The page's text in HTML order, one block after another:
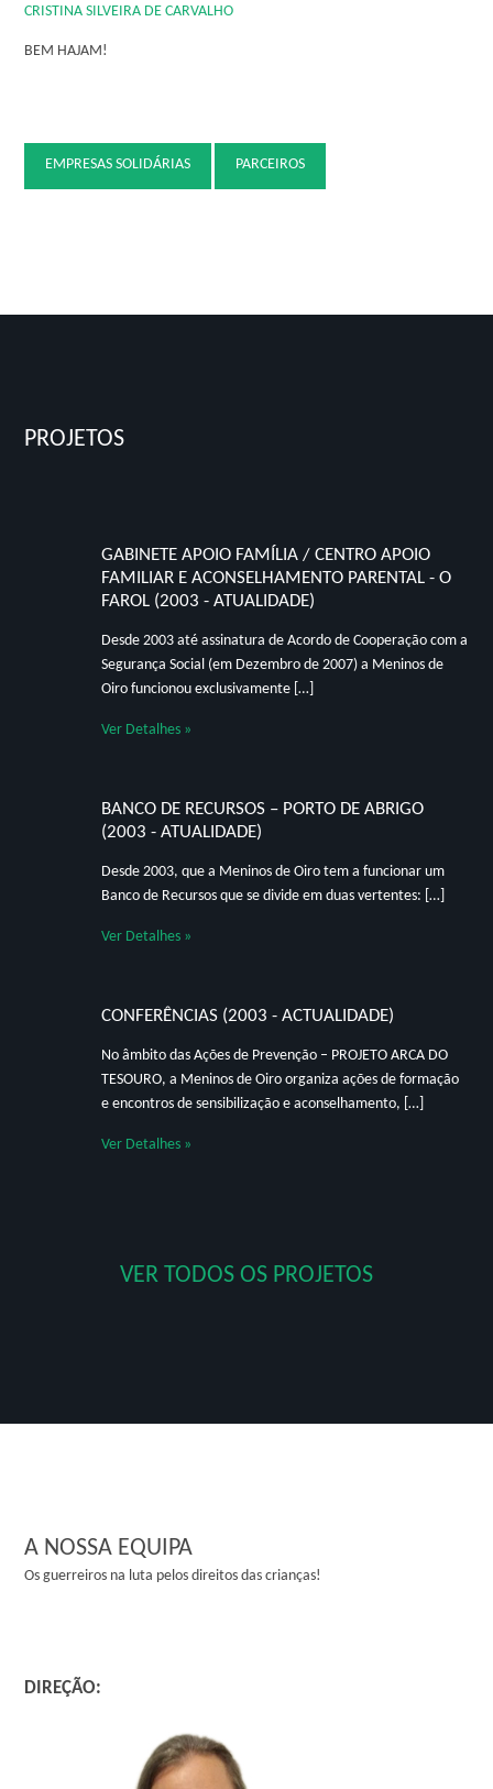
CRISTINA SILVEIRA DE CARVALHO
BEM HAJAM!
EMPRESAS SOLIDÁRIAS PARCEIROS
PROJETOS
GABINETE APOIO FAMÍLIA / CENTRO APOIO
FAMILIAR E ACONSELHAMENTO PARENTAL - O
FAROL (2003 - ATUALIDADE)
Desde 2003 até assinatura de Acordo de Cooperação com a
Segurança Social (em Dezembro de 2007) a Meninos de
Oiro funcionou exclusivamente […]
Ver Detalhes »
BANCO DE RECURSOS – PORTO DE ABRIGO
(2003 - ATUALIDADE)
Desde 2003, que a Meninos de Oiro tem a funcionar um
Banco de Recursos que se divide em duas vertentes: […]
Ver Detalhes »
CONFERÊNCIAS (2003 - ACTUALIDADE)
No âmbito das Ações de Prevenção – PROJETO ARCA DO
TESOURO, a Meninos de Oiro organiza ações de formação
e encontros de sensibilização e aconselhamento, […]
Ver Detalhes »
VER TODOS OS PROJETOS
A NOSSA EQUIPA
Os guerreiros na luta pelos direitos das crianças!
DIREÇÃO: